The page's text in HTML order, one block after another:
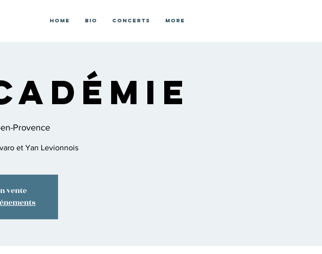
Home Bio Concerts More
Provence
et Yan Levionnois
vente